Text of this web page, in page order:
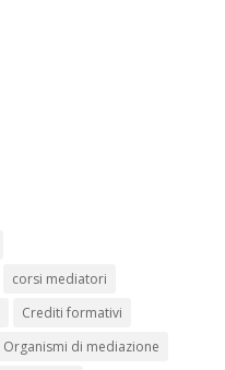
corsi mediatori
Crediti formativi
Organismi di mediazione